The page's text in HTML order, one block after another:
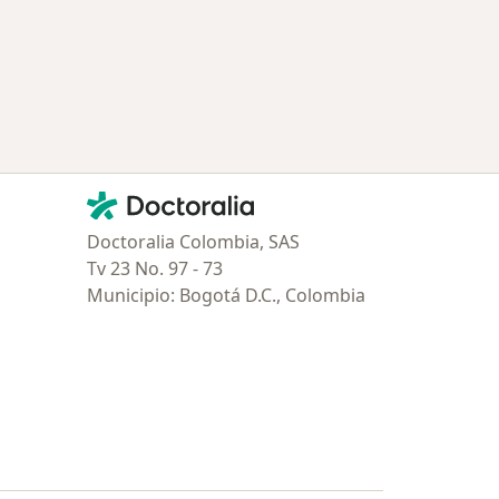
Contacto
Doctoralia - Página de inicio
Doctoralia Colombia, SAS
Tv 23 No. 97 - 73
Municipio: Bogotá D.C., Colombia